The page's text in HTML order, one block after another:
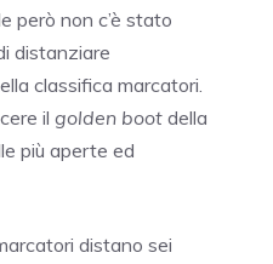
però non c’è stato
distanziare
classifica marcatori.
il golden boot della
più aperte ed
distano sei